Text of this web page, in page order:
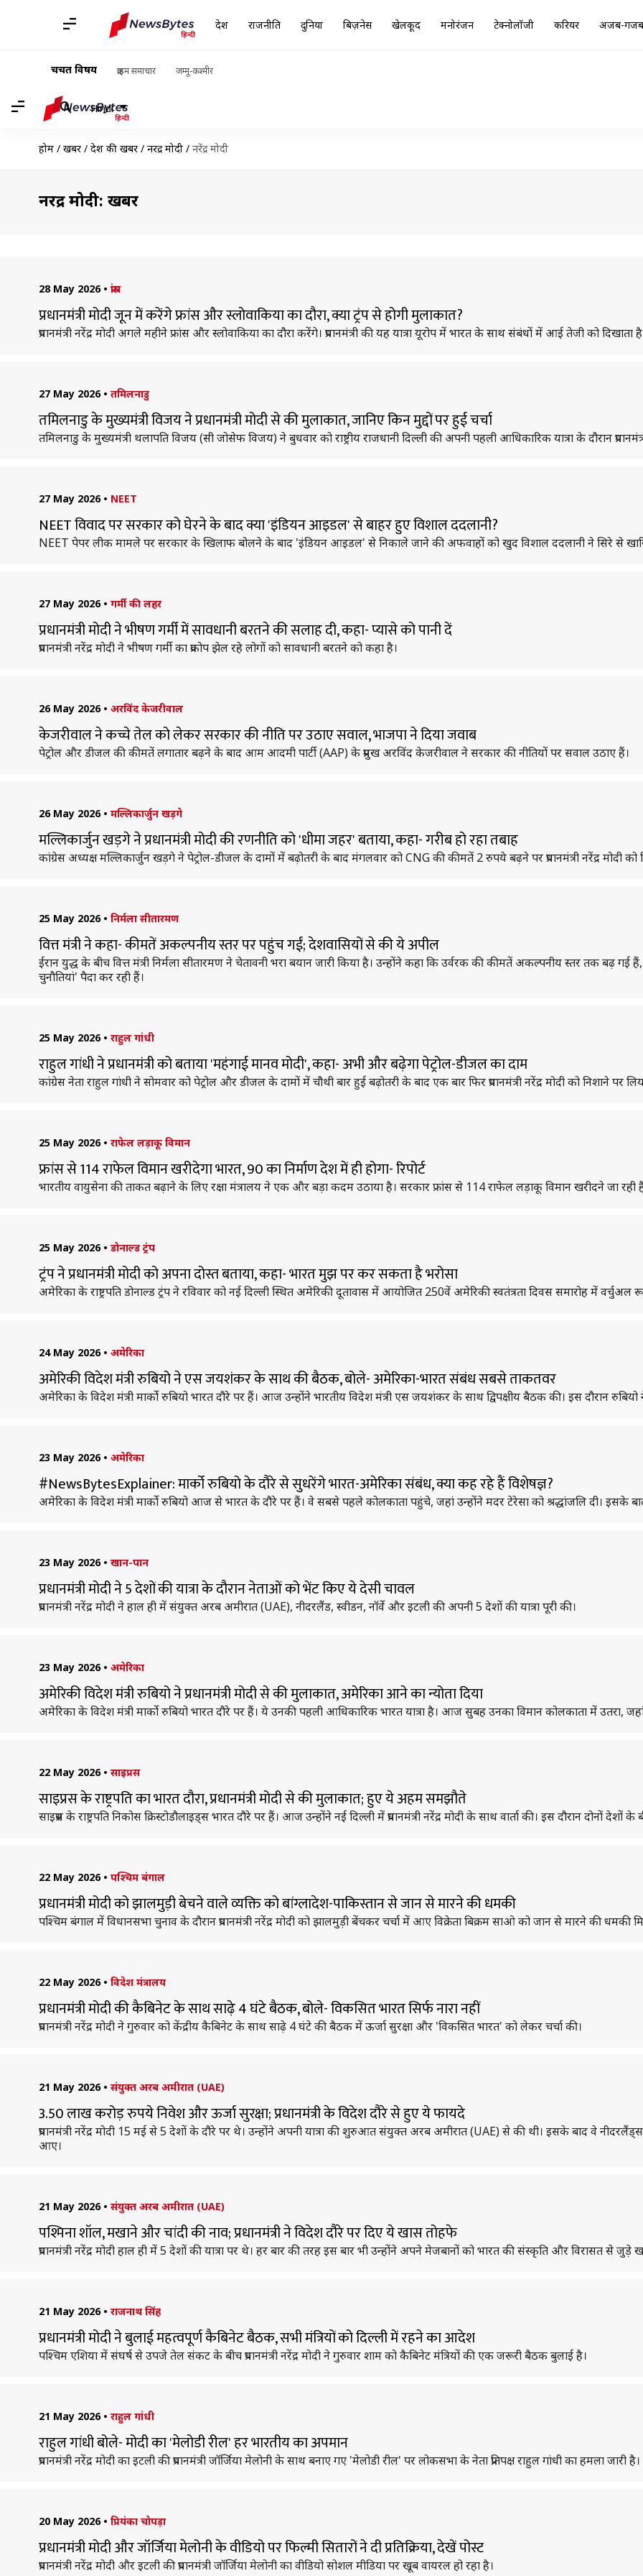
देश राजनीति दुनिया बिज़नेस खेलकूद मनोरंजन टेक्नोलॉजी करियर अजब-गजब
चर्चित विषय क्राइम समाचार जम्मू-कश्मीर
Hindi
होम / खबरें / देश की खबरें / नरेंद्र मोदी / नरेंद्र मोदी
नरेंद्र मोदी: खबरें
28 May 2026 • फ्रांस
प्रधानमंत्री मोदी जून में करेंगे फ्रांस और स्लोवाकिया का दौरा, क्या ट्रंप से होगी मुलाकात?
प्रधानमंत्री नरेंद्र मोदी अगले महीने फ्रांस और स्लोवाकिया का दौरा करेंगे। प्रधानमंत्री की यह यात्रा यूरोप में भारत के साथ संबंधों में आई तेजी को दिखाता
27 May 2026 • तमिलनाडु
तमिलनाडु के मुख्यमंत्री विजय ने प्रधानमंत्री मोदी से की मुलाकात, जानिए किन मुद्दों पर हुई चर्चा
तमिलनाडु के मुख्यमंत्री थलापति विजय (सी जोसेफ विजय) ने बुधवार को राष्ट्रीय राजधानी दिल्ली की अपनी पहली आधिकारिक यात्रा के दौरान
27 May 2026 • NEET
NEET विवाद पर सरकार को घेरने के बाद क्या 'इंडियन आइडल' से बाहर हुए विशाल ददलानी?
NEET पेपर लीक मामले पर सरकार के खिलाफ बोलने के बाद 'इंडियन आइडल' से निकाले जाने की अफवाहों को खुद विशाल ददलानी ने सिरे से
27 May 2026 • गर्मी की लहर
प्रधानमंत्री मोदी ने भीषण गर्मी में सावधानी बरतने की सलाह दी, कहा- प्यासे को पानी दें
प्रधानमंत्री नरेंद्र मोदी ने भीषण गर्मी का प्रकोप झेल रहे लोगों को सावधानी बरतने को कहा है।
26 May 2026 • अरविंद केजरीवाल
केजरीवाल ने कच्चे तेल को लेकर सरकार की नीति पर उठाए सवाल, भाजपा ने दिया जवाब
पेट्रोल और डीजल की कीमतें लगातार बढ़ने के बाद आम आदमी पार्टी (AAP) के प्रमुख अरविंद केजरीवाल ने सरकार की नीतियों पर सवाल उठाए हैं।
26 May 2026 • मल्लिकार्जुन खड़गे
मल्लिकार्जुन खड़गे ने प्रधानमंत्री मोदी की रणनीति को 'धीमा जहर' बताया, कहा- गरीब हो रहा तबाह
कांग्रेस अध्यक्ष मल्लिकार्जुन खड़गे ने पेट्रोल-डीजल के दामों में बढ़ोतरी के बाद मंगलवार को CNG की कीमतें 2 रुपये बढ़ने पर प्रधानमंत्री नरेंद्र मोदी को
25 May 2026 • निर्मला सीतारमण
वित्त मंत्री ने कहा- कीमतें अकल्पनीय स्तर पर पहुंच गईं; देशवासियों से की ये अपील
ईरान युद्ध के बीच वित्त मंत्री निर्मला सीतारमण ने चेतावनी भरा बयान जारी किया है। उन्होंने कहा कि उर्वरक की कीमतें अकल्पनीय स्तर तक बढ़
चुनौतियां' पैदा कर रही हैं।
25 May 2026 • राहुल गांधी
राहुल गांधी ने प्रधानमंत्री को बताया 'महंगाई मानव मोदी', कहा- अभी और बढ़ेगा पेट्रोल-डीजल का दाम
कांग्रेस नेता राहुल गांधी ने सोमवार को पेट्रोल और डीजल के दामों में चौथी बार हुई बढ़ोतरी के बाद एक बार फिर प्रधानमंत्री नरेंद्र मोदी को निशाने पर
25 May 2026 • राफेल लड़ाकू विमान
फ्रांस से 114 राफेल विमान खरीदेगा भारत, 90 का निर्माण देश में ही होगा- रिपोर्ट
भारतीय वायुसेना की ताकत बढ़ाने के लिए रक्षा मंत्रालय ने एक और बड़ा कदम उठाया है। सरकार फ्रांस से 114 राफेल लड़ाकू विमान खरीदने जा रही
25 May 2026 • डोनाल्ड ट्रंप
ट्रंप ने प्रधानमंत्री मोदी को अपना दोस्त बताया, कहा- भारत मुझ पर कर सकता है भरोसा
अमेरिका के राष्ट्रपति डोनाल्ड ट्रंप ने रविवार को नई दिल्ली स्थित अमेरिकी दूतावास में आयोजित 250वें अमेरिकी स्वतंत्रता दिवस समारोह में
24 May 2026 • अमेरिका
अमेरिकी विदेश मंत्री रुबियो ने एस जयशंकर के साथ की बैठक, बोले- अमेरिका-भारत संबंध सबसे ताकतवर
अमेरिका के विदेश मंत्री मार्को रुबियो भारत दौरे पर हैं। आज उन्होंने भारतीय विदेश मंत्री एस जयशंकर के साथ द्विपक्षीय बैठक की। इस दौरान
23 May 2026 • अमेरिका
#NewsBytesExplainer: मार्को रुबियो के दौरे से सुधरेंगे भारत-अमेरिका संबंध, क्या कह रहे हैं विशेषज्ञ?
अमेरिका के विदेश मंत्री मार्को रुबियो आज से भारत के दौरे पर हैं। वे सबसे पहले कोलकाता पहुंचे, जहां उन्होंने मदर टेरेसा को श्रद्धांजलि दी। इसके बाद
23 May 2026 • खान-पान
प्रधानमंत्री मोदी ने 5 देशों की यात्रा के दौरान नेताओं को भेंट किए ये देसी चावल
प्रधानमंत्री नरेंद्र मोदी ने हाल ही में संयुक्त अरब अमीरात (UAE), नीदरलैंड, स्वीडन, नॉर्वे और इटली की अपनी 5 देशों की यात्रा पूरी की।
23 May 2026 • अमेरिका
अमेरिकी विदेश मंत्री रुबियो ने प्रधानमंत्री मोदी से की मुलाकात, अमेरिका आने का न्योता दिया
अमेरिका के विदेश मंत्री मार्को रुबियो भारत दौरे पर हैं। ये उनकी पहली आधिकारिक भारत यात्रा है। आज सुबह उनका विमान कोलकाता में उतरा,
22 May 2026 • साइप्रस
साइप्रस के राष्ट्रपति का भारत दौरा, प्रधानमंत्री मोदी से की मुलाकात; हुए ये अहम समझौते
साइप्रस के राष्ट्रपति निकोस क्रिस्टोडौलाइड्स भारत दौरे पर हैं। आज उन्होंने नई दिल्ली में प्रधानमंत्री नरेंद्र मोदी के साथ वार्ता की। इस दौरान दोनों
22 May 2026 • पश्चिम बंगाल
प्रधानमंत्री मोदी को झालमुड़ी बेचने वाले व्यक्ति को बांग्लादेश-पाकिस्तान से जान से मारने की धमकी
पश्चिम बंगाल में विधानसभा चुनाव के दौरान प्रधानमंत्री नरेंद्र मोदी को झालमुड़ी बेंचकर चर्चा में आए विक्रेता बिक्रम साओ को जान से मारने की धमकी
22 May 2026 • विदेश मंत्रालय
प्रधानमंत्री मोदी की कैबिनेट के साथ साढ़े 4 घंटे बैठक, बोले- विकसित भारत सिर्फ नारा नहीं
प्रधानमंत्री नरेंद्र मोदी ने गुरुवार को केंद्रीय कैबिनेट के साथ साढ़े 4 घंटे की बैठक में ऊर्जा सुरक्षा और 'विकसित भारत' को लेकर चर्चा की।
21 May 2026 • संयुक्त अरब अमीरात (UAE)
3.50 लाख करोड़ रुपये निवेश और ऊर्जा सुरक्षा; प्रधानमंत्री के विदेश दौरे से हुए ये फायदे
प्रधानमंत्री नरेंद्र मोदी 15 मई से 5 देशों के दौरे पर थे। उन्होंने अपनी यात्रा की शुरुआत संयुक्त अरब अमीरात (UAE) से की थी। इसके बाद वे
आए।
21 May 2026 • संयुक्त अरब अमीरात (UAE)
पश्मिना शॉल, मखाने और चांदी की नाव; प्रधानमंत्री ने विदेश दौरे पर दिए ये खास तोहफे
प्रधानमंत्री नरेंद्र मोदी हाल ही में 5 देशों की यात्रा पर थे। हर बार की तरह इस बार भी उन्होंने अपने मेजबानों को भारत की संस्कृति और विरासत से
21 May 2026 • राजनाथ सिंह
प्रधानमंत्री मोदी ने बुलाई महत्वपूर्ण कैबिनेट बैठक, सभी मंत्रियों को दिल्ली में रहने का आदेश
पश्चिम एशिया में संघर्ष से उपजे तेल संकट के बीच प्रधानमंत्री नरेंद्र मोदी ने गुरुवार शाम को कैबिनेट मंत्रियों की एक जरूरी बैठक बुलाई है।
21 May 2026 • राहुल गांधी
राहुल गांधी बोले- मोदी का 'मेलोडी रील' हर भारतीय का अपमान
प्रधानमंत्री नरेंद्र मोदी का इटली की प्रधानमंत्री जॉर्जिया मेलोनी के साथ बनाए गए 'मेलोडी रील' पर लोकसभा के नेता प्रतिपक्ष राहुल गांधी का हमला जारी है।
20 May 2026 • प्रियंका चोपड़ा
प्रधानमंत्री मोदी और जॉर्जिया मेलोनी के वीडियो पर फिल्मी सितारों ने दी प्रतिक्रिया, देखें पोस्ट
प्रधानमंत्री नरेंद्र मोदी और इटली की प्रधानमंत्री जॉर्जिया मेलोनी का वीडियो सोशल मीडिया पर खूब वायरल हो रहा है।